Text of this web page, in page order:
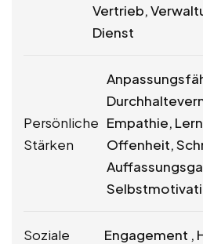
Vertrieb,
Dienst
Persönliche
Stärken
Empathie,
Offenheit,
Soziale
Engagement ,